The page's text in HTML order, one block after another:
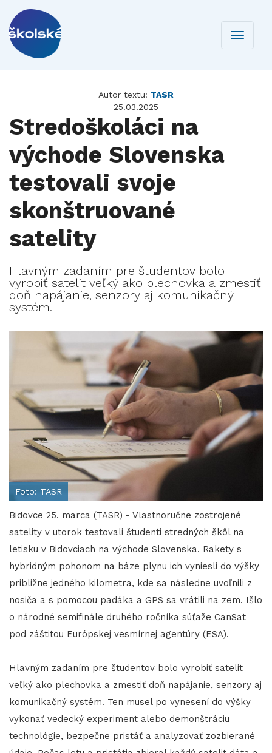
Toggle
Autor textu: TASR
25.03.2025
Stredoškoláci na
východe Slovenska
testovali svoje
skonštruované
satelity
Hlavným zadaním pre študentov bolo
vyrobiť satelit veľký ako plechovka a zmestiť
doň napájanie, senzory aj komunikačný
systém.
Foto: TASR
Bidovce 25. marca (TASR) - Vlastnoručne zostrojené
satelity v utorok testovali študenti stredných škôl na
letisku v Bidovciach na východe Slovenska. Rakety s
hybridným pohonom na báze plynu ich vyniesli do výšky
približne jedného kilometra, kde sa následne uvoľnili z
nosiča a s pomocou padáka a GPS sa vrátili na zem. Išlo
o národné semifinále druhého ročníka súťaže CanSat
pod záštitou Európskej vesmírnej agentúry (ESA).
Hlavným zadaním pre študentov bolo vyrobiť satelit
veľký ako plechovka a zmestiť doň napájanie, senzory aj
komunikačný systém. Ten musel po vynesení do výšky
vykonať vedecký experiment alebo demonštráciu
technológie, bezpečne pristáť a analyzovať zozbierané